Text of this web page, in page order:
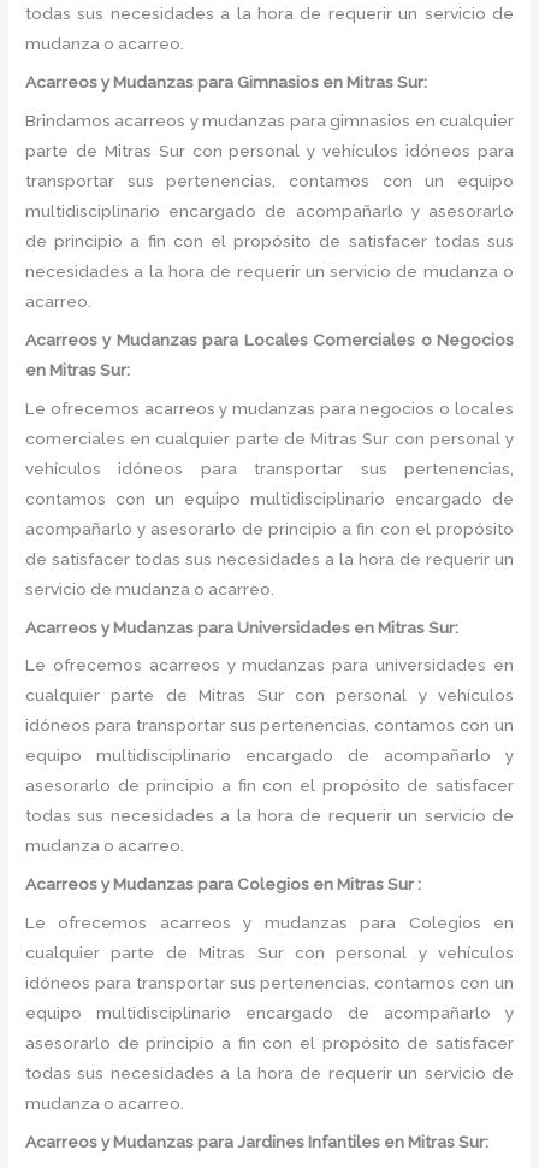
todas sus necesidades a la hora de requerir un servicio de
mudanza o acarreo.
Acarreos y Mudanzas para Gimnasios en Mitras Sur:
Brindamos acarreos y mudanzas para gimnasios en cualquier
parte de Mitras Sur con personal y vehículos idóneos para
transportar sus pertenencias, contamos con un equipo
multidisciplinario encargado de acompañarlo y asesorarlo
de principio a fin con el propósito de satisfacer todas sus
necesidades a la hora de requerir un servicio de mudanza o
acarreo.
Acarreos y Mudanzas para Locales Comerciales o Negocios
en Mitras Sur:
Le ofrecemos acarreos y mudanzas para negocios o locales
comerciales en cualquier parte de Mitras Sur con personal y
vehículos idóneos para transportar sus pertenencias,
contamos con un equipo multidisciplinario encargado de
acompañarlo y asesorarlo de principio a fin con el propósito
de satisfacer todas sus necesidades a la hora de requerir un
servicio de mudanza o acarreo.
Acarreos y Mudanzas para Universidades en Mitras Sur:
Le ofrecemos acarreos y mudanzas para universidades en
cualquier parte de Mitras Sur con personal y vehículos
idóneos para transportar sus pertenencias, contamos con un
equipo multidisciplinario encargado de acompañarlo y
asesorarlo de principio a fin con el propósito de satisfacer
todas sus necesidades a la hora de requerir un servicio de
mudanza o acarreo.
Acarreos y Mudanzas para Colegios en Mitras Sur :
Le ofrecemos acarreos y mudanzas para Colegios en
cualquier parte de Mitras Sur con personal y vehículos
idóneos para transportar sus pertenencias, contamos con un
equipo multidisciplinario encargado de acompañarlo y
asesorarlo de principio a fin con el propósito de satisfacer
todas sus necesidades a la hora de requerir un servicio de
mudanza o acarreo.
Acarreos y Mudanzas para Jardines Infantiles en Mitras Sur: